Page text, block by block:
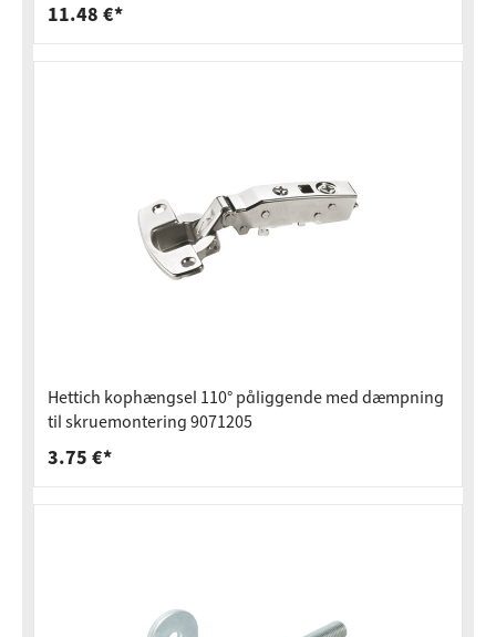
11.48 €*
Hettich kophængsel 110° påliggende med dæmpning
til skruemontering 9071205
3.75 €*